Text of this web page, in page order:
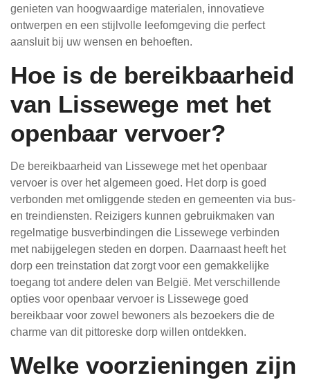
genieten van hoogwaardige materialen, innovatieve
ontwerpen en een stijlvolle leefomgeving die perfect
aansluit bij uw wensen en behoeften.
Hoe is de bereikbaarheid
van Lissewege met het
openbaar vervoer?
De bereikbaarheid van Lissewege met het openbaar
vervoer is over het algemeen goed. Het dorp is goed
verbonden met omliggende steden en gemeenten via bus-
en treindiensten. Reizigers kunnen gebruikmaken van
regelmatige busverbindingen die Lissewege verbinden
met nabijgelegen steden en dorpen. Daarnaast heeft het
dorp een treinstation dat zorgt voor een gemakkelijke
toegang tot andere delen van België. Met verschillende
opties voor openbaar vervoer is Lissewege goed
bereikbaar voor zowel bewoners als bezoekers die de
charme van dit pittoreske dorp willen ontdekken.
Welke voorzieningen zijn